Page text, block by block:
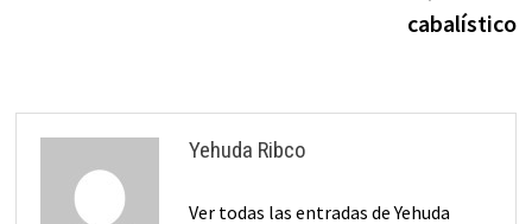
cabalístico
Yehuda Ribco
Ver todas las entradas de Yehuda